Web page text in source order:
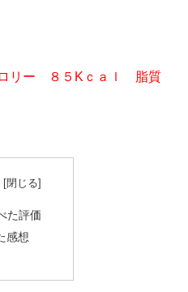
リー ８５Kｃａｌ 脂質
た評価
感想